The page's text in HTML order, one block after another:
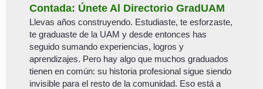
Contada: Únete Al Directorio GradUAM
Llevas años construyendo. Estudiaste, te esforzaste,
te graduaste de la UAM y desde entonces has
seguido sumando experiencias, logros y
aprendizajes. Pero hay algo que muchos graduados
tienen en común: su historia profesional sigue siendo
invisible para el resto de la comunidad. Eso está a